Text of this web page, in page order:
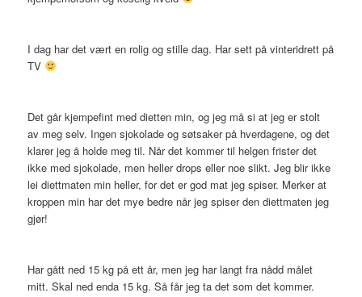
I dag har det vært en rolig og stille dag. Har sett på vinteridrett på
TV
Det går kjempefint med dietten min, og jeg må si at jeg er stolt
av meg selv. Ingen sjokolade og søtsaker på hverdagene, og det
klarer jeg å holde meg til. Når det kommer til helgen frister det
ikke med sjokolade, men heller drops eller noe slikt. Jeg blir ikke
lei diettmaten min heller, for det er god mat jeg spiser. Merker at
kroppen min har det mye bedre når jeg spiser den diettmaten jeg
gjør!
Har gått ned 15 kg på ett år, men jeg har langt fra nådd målet
mitt. Skal ned enda 15 kg. Så får jeg ta det som det kommer.